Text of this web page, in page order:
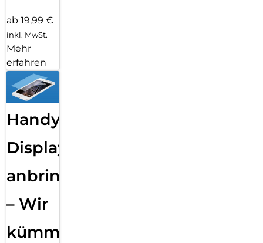
ab 19,99 €
inkl. MwSt.
Mehr
erfahren
Handy
Displayfolie
anbringen
– Wir
kümmern